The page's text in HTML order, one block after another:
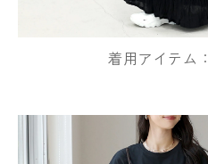
着用アイテム：